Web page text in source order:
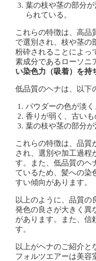
葉の枝や茎の部分
られている。
これらの特徴は、高品
で選別され、枝や茎の
粉砕されることによっ
素成分であるローソニ
い染色力（吸着）を持
低品質のヘナは、以下
パウダーの色が淡く
香りが弱く、古いも
葉の枝や茎の部分が
これらの特徴は、品質
され、選別や加工過程
す。また、低品質のヘ
ているため、髪への染
すい傾向があります。
以上のように、品質の
発色の良さが大きく異
があります。また、信
す。
以上がヘナのご紹介と
フォルツエアーは美容